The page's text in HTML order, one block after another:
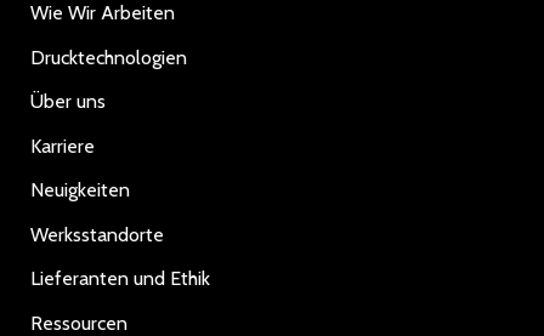
Wie Wir Arbeiten
Drucktechnologien
Über uns
Karriere
Neuigkeiten
Werksstandorte
Lieferanten und Ethik
Ressourcen